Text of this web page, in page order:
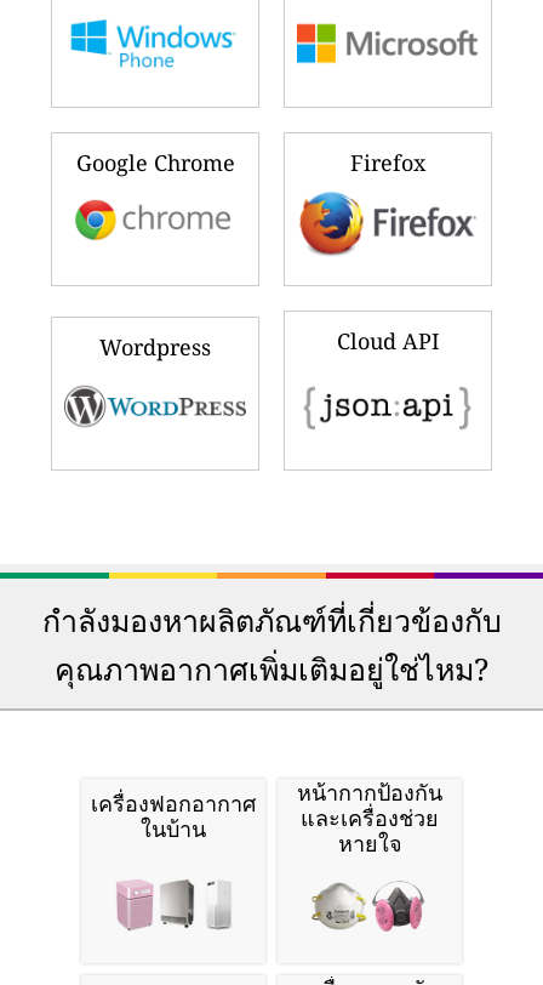
Google Chrome Firefox
Wordpress Cloud API
กำลังมองหาผลิตภัณฑ์ที่เกี่ยวข้องกับ
คุณภาพอากาศเพิ่มเติมอยู่ใช่ไหม?
เครื่องฟอกอากาศ
ในบ้าน
หน้ากากป้องกัน
และเครื่องช่วย
หายใจ